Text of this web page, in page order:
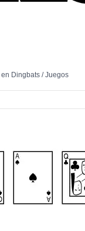
en Dingbats /Juegos